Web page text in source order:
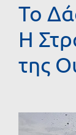
Το
Η
της
Προβολή